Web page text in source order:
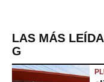
LAS MÁS
G